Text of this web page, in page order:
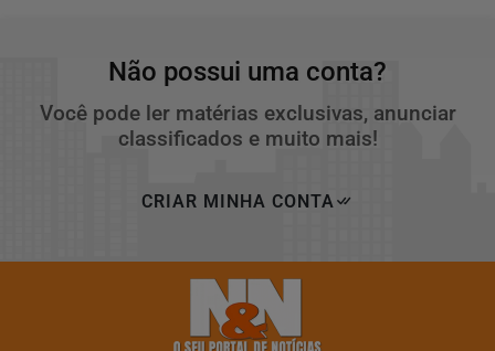
Não possui uma conta?
Você pode ler matérias exclusivas, anunciar
classificados e muito mais!
CRIAR MINHA CONTA